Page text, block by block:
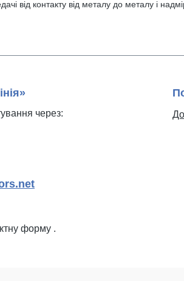
від контакту від металу до металу і
через:
форму .